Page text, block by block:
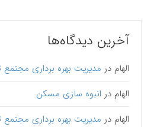
آخرین دیدگاه‌ها
الهام در مدیریت بهره برداری
الهام در انبوه سازی مسکن
الهام در مدیریت بهره برداری مجتمع